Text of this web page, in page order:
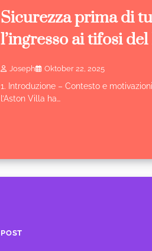
Sicurezza prima di
l’ingresso ai tifosi
Joseph Oktober 22, 2025
1. Introduzione – Contesto e
l’Aston Villa ha…
POST